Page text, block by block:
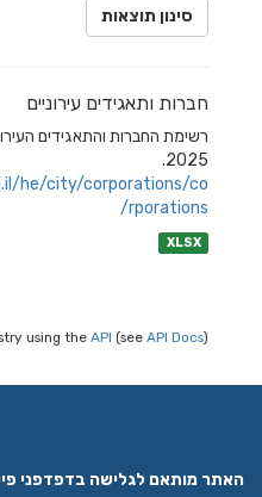
סינון תוצאות
חברות ותאגידים עירוניים
רשימת החברות והתאגידים
2025.
he/city/corporations/co
rporations/
XLSX
using the API (see API Docs).
האתר מותאם לגלישה בדפדפני